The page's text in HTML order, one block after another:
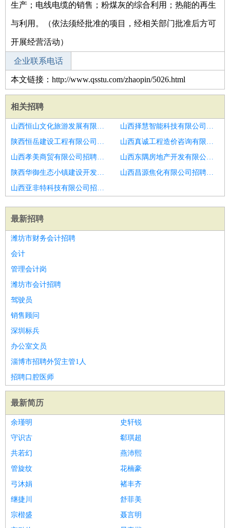
生产；电线电缆的销售；粉煤灰的综合利用；热能的再生
与利用。（依法须经批准的项目，经相关部门批准后方可
开展经营活动）
企业联系电话
本文链接：http://www.qsstu.com/zhaopin/5026.html
相关招聘
山西恒山文化旅游发展有限公司招聘济南市招聘针灸推拿6
山西择慧智能科技有限公司招聘康复技师
陕西恒岳建设工程有限公司招聘推拿师
山西真诚工程造价咨询有限公司招聘针灸推拿
山西孝美商贸有限公司招聘针灸推拿
山西东隅房地产开发有限公司招聘疼痛科
陕西华御生态小镇建设开发有限公司招聘中西医结合
山西昌源焦化有限公司招聘在线运动康复讲师
山西亚非特科技有限公司招聘针灸推拿
最新招聘
潍坊市财务会计招聘
会计
管理会计岗
潍坊市会计招聘
驾驶员
销售顾问
深圳标兵
办公室文员
淄博市招聘外贸主管1人
招聘口腔医师
最新简历
余瑾明
史轩锐
守识古
郗琪超
共若幻
燕沛熙
管旋纹
花楠豪
弓沐娟
褚丰齐
继捷川
舒菲美
宗楷盛
聂言明